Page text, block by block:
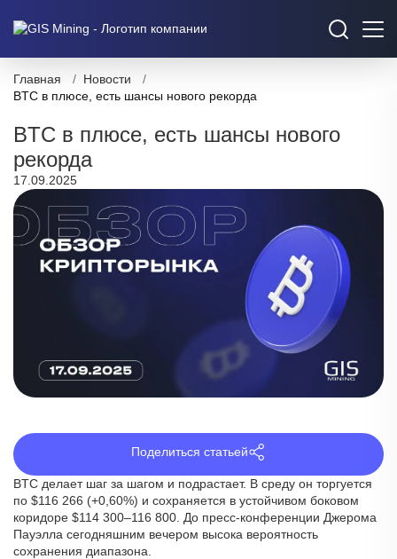
Главная / Новости
/
BTC в плюсе, есть шансы нового рекорда
BTC в плюсе, есть шансы нового
рекорда
17.09.2025
Поделиться статьей
BTC делает шаг за шагом и подрастает. В среду он торгуется
по $116 266 (+0,60%) и сохраняется в устойчивом боковом
коридоре $114 300–116 800. До пресс-конференции Джерома
Пауэлла сегодняшним вечером высока вероятность
сохранения диапазона.